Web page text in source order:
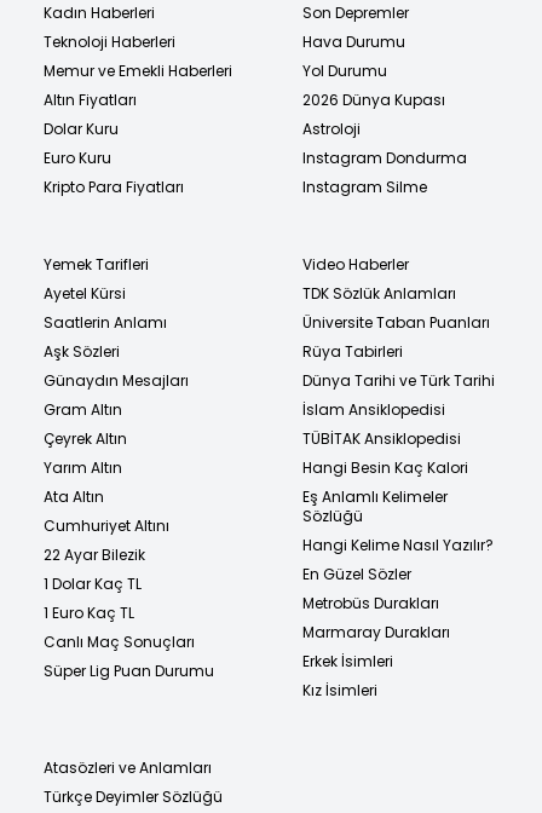
Kadın Haberleri
Teknoloji Haberleri
Memur ve Emekli Haberleri
Altın Fiyatları
Dolar Kuru
Euro Kuru
Kripto Para Fiyatları
Son Depremler
Hava Durumu
Yol Durumu
2026 Dünya Kupası
Astroloji
Instagram Dondurma
Instagram Silme
Yemek Tarifleri
Ayetel Kürsi
Saatlerin Anlamı
Aşk Sözleri
Günaydın Mesajları
Gram Altın
Çeyrek Altın
Yarım Altın
Ata Altın
Cumhuriyet Altını
22 Ayar Bilezik
1 Dolar Kaç TL
1 Euro Kaç TL
Canlı Maç Sonuçları
Süper Lig Puan Durumu
Video Haberler
TDK Sözlük Anlamları
Üniversite Taban Puanları
Rüya Tabirleri
Dünya Tarihi ve Türk Tarihi
İslam Ansiklopedisi
TÜBİTAK Ansiklopedisi
Hangi Besin Kaç Kalori
Eş Anlamlı Kelimeler
Sözlüğü
Hangi Kelime Nasıl Yazılır?
En Güzel Sözler
Metrobüs Durakları
Marmaray Durakları
Erkek İsimleri
Kız İsimleri
Atasözleri ve Anlamları
Türkçe Deyimler Sözlüğü